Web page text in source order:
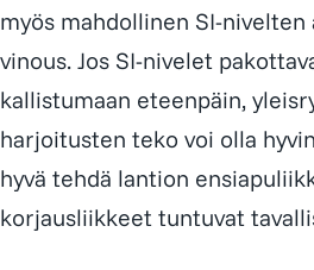
myös mahdollinen SI-
vinous. Jos SI-nivelet
kallistumaan eteenpäin,
harjoitusten teko voi olla
hyvä tehdä lantion
korjausliikkeet tuntuvat